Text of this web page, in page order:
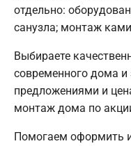
отдельно:
санузла; монтаж
Выбираете
современного дома
предложениями и
монтаж дома по
Помогаем оформить